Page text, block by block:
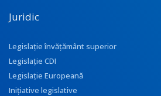
Juridic
Legislație învățământ superior
Legislație CDI
Legislație Europeană
Inițiative legislative